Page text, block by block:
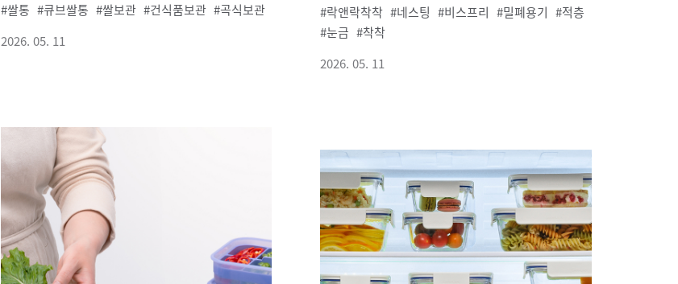
쌀통 큐브쌀통 쌀보관 건식품보관
곡식보관
2026. 05. 11
락앤락착착 네스팅 비스프리 밀폐용기
적층
눈금
착착
2026. 05. 11